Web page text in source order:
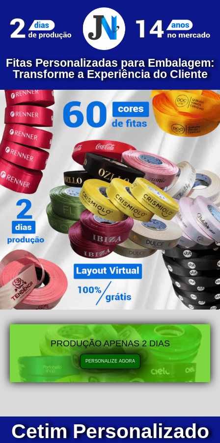
Fitas Personalizadas para Embalagem:
Transforme a Experiência do Cliente
PRODUÇÃO APENAS 2 DIAS
PERSONALIZE AGORA
Cetim Personalizado